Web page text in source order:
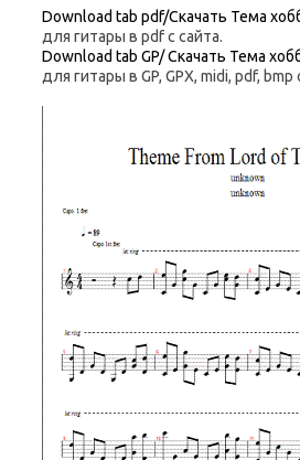
Download tab pdf/Скачать Тема
для гитары в pdf с сайта.
Download tab GP/ Скачать Тема
для гитары в GP, GPX, midi, pdf,